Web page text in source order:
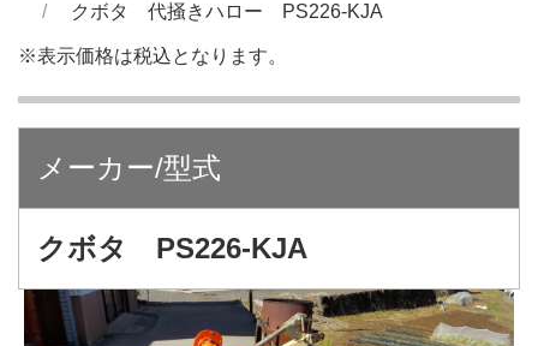
クボタ 代掻きハロー PS226-KJA
※表示価格は税込となります。
メーカー/型式
クボタ PS226-KJA